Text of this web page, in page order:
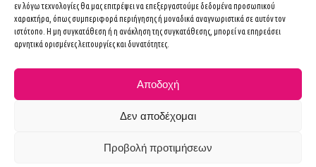
εν λόγω τεχνολογίες θα μας επιτρέψει να επεξεργαστούμε δεδομένα προσωπικού
χαρακτήρα, όπως συμπεριφορά περιήγησης ή μοναδικά αναγνωριστικά σε αυτόν τον
ιστότοπο. Η μη συγκατάθεση ή η ανάκληση της συγκατάθεσης, μπορεί να επηρεάσει
αρνητικά ορισμένες λειτουργίες και δυνατότητες.
Αποδοχή
Δεν αποδέχομαι
Προβολή προτιμήσεων
μαστολόγο όσο και οι διαγνωστικές
εξετάσεις, όπως ψηφιακή μαστογραφία και
υπερηχογράφημα μαστών, σε νεαρή
του καρκίνου του μαστού.